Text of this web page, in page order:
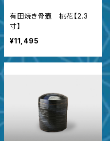
有田焼き骨壺 桃花【2.3
寸】
¥11,495